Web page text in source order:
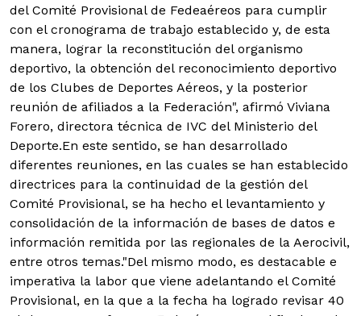
del Comité Provisional de Fedeaéreos para cumplir
con el cronograma de trabajo establecido y, de esta
manera, lograr la reconstitución del organismo
deportivo, la obtención del reconocimiento deportivo
de los Clubes de Deportes Aéreos, y la posterior
reunión de afiliados a la Federación", afirmó Viviana
Forero, directora técnica de IVC del Ministerio del
Deporte.En este sentido, se han desarrollado
diferentes reuniones, en las cuales se han establecido
directrices para la continuidad de la gestión del
Comité Provisional, se ha hecho el levantamiento y
consolidación de la información de bases de datos e
información remitida por las regionales de la Aerocivil,
entre otros temas."Del mismo modo, es destacable e
imperativa la labor que viene adelantando el Comité
Provisional, en la que a la fecha ha logrado revisar 40